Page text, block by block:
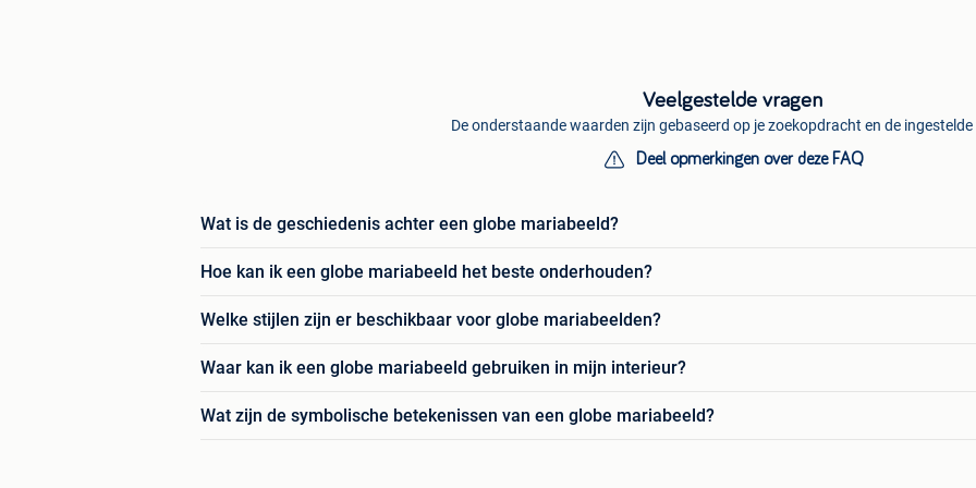
Veelgestelde vragen
De onderstaande waarden zijn gebaseerd op je zoekopdracht en de
Deel opmerkingen over deze FAQ
Wat is de geschiedenis achter een globe mariabeeld?
Hoe kan ik een globe mariabeeld het beste onderhouden?
Welke stijlen zijn er beschikbaar voor globe mariabeelden?
Waar kan ik een globe mariabeeld gebruiken in mijn interieur?
Wat zijn de symbolische betekenissen van een globe mariabeeld?